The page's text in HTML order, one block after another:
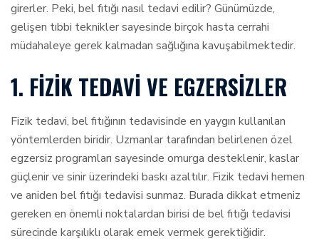
girerler. Peki, bel fıtığı nasıl tedavi edilir? Günümüzde,
gelişen tıbbi teknikler sayesinde birçok hasta cerrahi
müdahaleye gerek kalmadan sağlığına kavuşabilmektedir.
1. FIZIK TEDAVI VE EGZERSIZLER
Fizik tedavi, bel fıtığının tedavisinde en yaygın kullanılan
yöntemlerden biridir. Uzmanlar tarafından belirlenen özel
egzersiz programları sayesinde omurga desteklenir, kaslar
güçlenir ve sinir üzerindeki baskı azaltılır. Fizik tedavi hemen
ve aniden bel fıtığı tedavisi sunmaz. Burada dikkat etmeniz
gereken en önemli noktalardan birisi de bel fıtığı tedavisi
sürecinde karşılıklı olarak emek vermek gerektiğidir.